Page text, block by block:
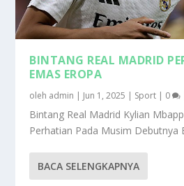
BINTANG REAL MADRID
EMAS EROPA
oleh admin | Jun 1, 2025 | Sport | 0
Bintang Real Madrid Kylian
Perhatian Pada Musim Debutnya
BACA SELENGKAPNYA